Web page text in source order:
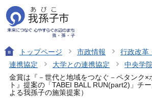
トップページ 市政情報
行政改革
連携協定
大学との連携協定
中央学
金賞は『－世代と地域をつなぐ－ペタンク×
ト』提案の「TABEI BALL RUN(part2)」チ
よる我孫子の施策提案）